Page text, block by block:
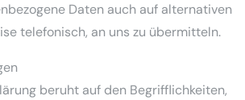
Daten auch auf alternativen
telefonisch, an uns zu übermitteln.
beruht auf den Begrifflichkeiten,